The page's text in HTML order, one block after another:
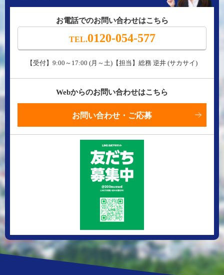
お電話でのお問い合わせはこちら
TEL.0120-054-577
【受付】9:00～17:00 (月～土)【担当】総務 逆井 (サカサイ)
Webからのお問い合わせはこちら
お問い合わせ・ご応募